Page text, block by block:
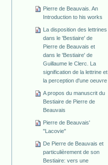
Pierre de Beauvais. An
Introduction to his works
La disposition des lettrines
dans le 'Bestiaire' de
Pierre de Beauvais et
dans le 'Bestiaire' de
Guillaume le Clerc. La
signification de la lettrine et
la perception d'une oeuvre
A propos du manuscrit du
Bestiaire de Pierre de
Beauvais
Pierre de Beauvais'
"Lacovie"
De Pierre de Beauvais et
particulièrement de son
Bestiaire: vers une